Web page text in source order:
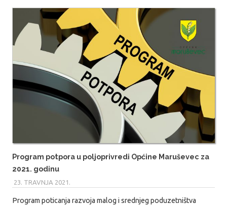
Program potpora u poljoprivredi Općine Maruševec za
2021. godinu
23. TRAVNJA 2021.
Program poticanja razvoja malog i srednjeg poduzetništva